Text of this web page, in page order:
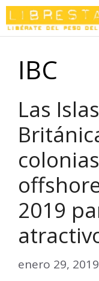
Saltar
al
contenido
IBC
Las
2019
enero 29, 2019